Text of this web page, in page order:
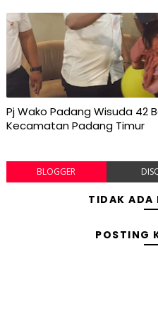
Pj Wako Padang Wisuda 42
Kecamatan Padang Timur
BLOGGER
TIDAK ADA
POSTING